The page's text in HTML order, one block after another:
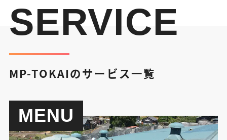
SERVICE
MP-TOKAIのサービス一覧
MENU